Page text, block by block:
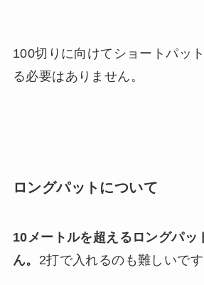
100切りに向けてショートパッ
る必要はありません。
ロングパットについて
10メートルを超えるロングパッ
ん。 2打で入れるのも難しいです